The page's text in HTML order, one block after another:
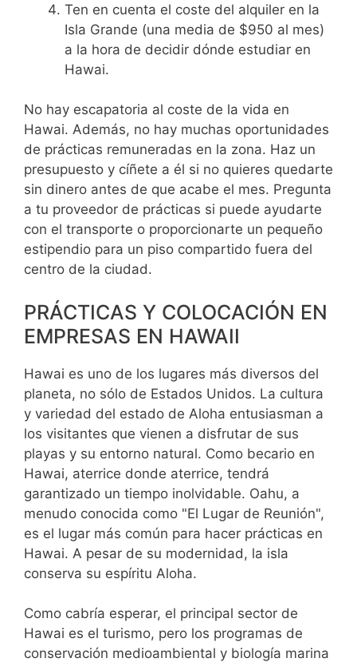
Ten en cuenta el coste del alquiler en la
Isla Grande (una media de $950 al mes)
a la hora de decidir dónde estudiar en
Hawai.
No hay escapatoria al coste de la vida en
Hawai. Además, no hay muchas oportunidades
de prácticas remuneradas en la zona. Haz un
presupuesto y cíñete a él si no quieres quedarte
sin dinero antes de que acabe el mes. Pregunta
a tu proveedor de prácticas si puede ayudarte
con el transporte o proporcionarte un pequeño
estipendio para un piso compartido fuera del
centro de la ciudad.
PRÁCTICAS Y COLOCACIÓN EN
EMPRESAS EN HAWAII
Hawai es uno de los lugares más diversos del
planeta, no sólo de Estados Unidos. La cultura
y variedad del estado de Aloha entusiasman a
los visitantes que vienen a disfrutar de sus
playas y su entorno natural. Como becario en
Hawai, aterrice donde aterrice, tendrá
garantizado un tiempo inolvidable. Oahu, a
menudo conocida como "El Lugar de Reunión",
es el lugar más común para hacer prácticas en
Hawai. A pesar de su modernidad, la isla
conserva su espíritu Aloha.
Como cabría esperar, el principal sector de
Hawai es el turismo, pero los programas de
conservación medioambiental y biología marina